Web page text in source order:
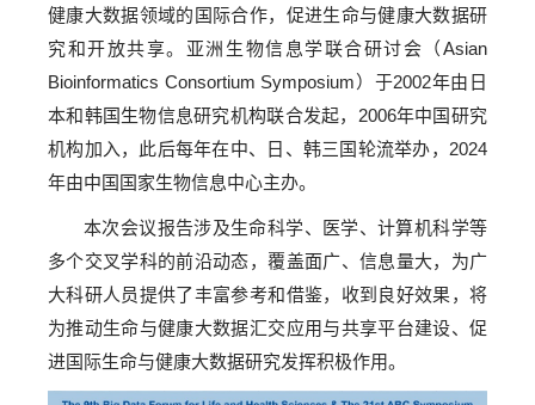
健康大数据领域的国际合作，促进生命与健康大数据研
究和开放共享。亚洲生物信息学联合研讨会（Asian
Bioinformatics Consortium Symposium）于2002年由日
本和韩国生物信息研究机构联合发起，2006年中国研究
机构加入，此后每年在中、日、韩三国轮流举办，2024
年由中国国家生物信息中心主办。
本次会议报告涉及生命科学、医学、计算机科学等
多个交叉学科的前沿动态，覆盖面广、信息量大，为广
大科研人员提供了丰富参考和借鉴，收到良好效果，将
为推动生命与健康大数据汇交应用与共享平台建设、促
进国际生命与健康大数据研究发挥积极作用。